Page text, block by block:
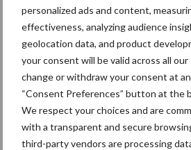
personalized ads and content,
effectiveness, analyzing audience
geolocation data, and product
your consent will be valid across all our
change or withdraw your consent at
“Consent Preferences” button at the
We respect your choices and are
with a transparent and secure
third-party vendors are processing
Diergezondheid
Bedrijfsnieuws